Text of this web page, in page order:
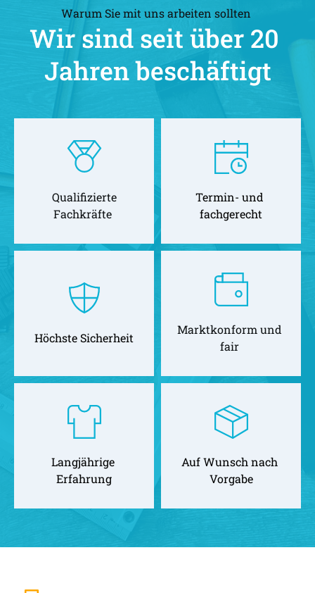
Warum Sie mit uns arbeiten sollten
Wir sind seit über 20
Jahren beschäftigt
Qualifizierte
Fachkräfte
Termin- und
fachgerecht
Höchste Sicherheit
Marktkonform und
fair
Langjährige
Erfahrung
Auf Wunsch nach
Vorgabe